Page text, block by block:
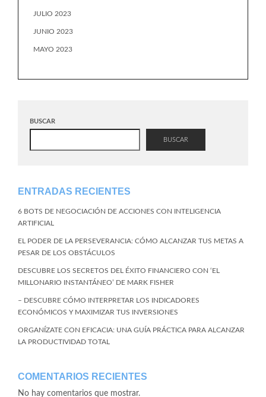
JULIO 2023
JUNIO 2023
MAYO 2023
BUSCAR
BUSCAR
ENTRADAS RECIENTES
6 BOTS DE NEGOCIACIÓN DE ACCIONES CON INTELIGENCIA
ARTIFICIAL
EL PODER DE LA PERSEVERANCIA: CÓMO ALCANZAR TUS METAS A
PESAR DE LOS OBSTÁCULOS
DESCUBRE LOS SECRETOS DEL ÉXITO FINANCIERO CON ‘EL
MILLONARIO INSTANTÁNEO’ DE MARK FISHER
– DESCUBRE CÓMO INTERPRETAR LOS INDICADORES
ECONÓMICOS Y MAXIMIZAR TUS INVERSIONES
ORGANÍZATE CON EFICACIA: UNA GUÍA PRÁCTICA PARA ALCANZAR
LA PRODUCTIVIDAD TOTAL
COMENTARIOS RECIENTES
No hay comentarios que mostrar.